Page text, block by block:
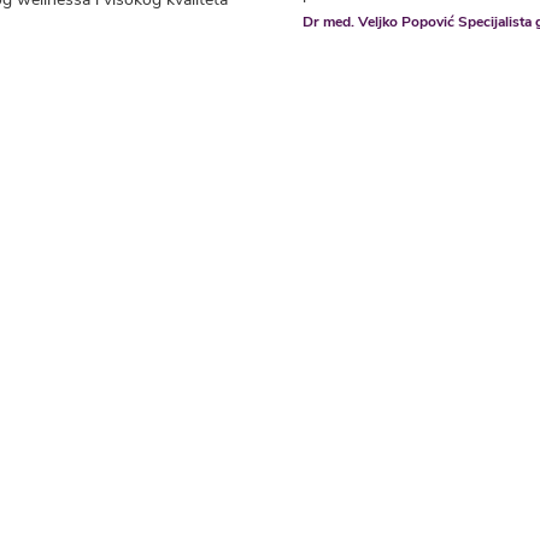
Dr med. Veljko Popović Specijalista